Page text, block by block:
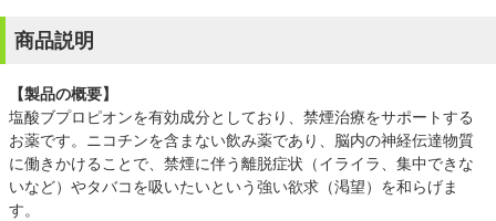
商品説明
【製品の概要】
塩酸ブプロピオンを有効成分としており、禁煙治療をサポートする
お薬です。ニコチンを含まない飲み薬であり、脳内の神経伝達物質
に働きかけることで、禁煙に伴う離脱症状（イライラ、集中できな
いなど）やタバコを吸いたいという強い欲求（渇望）を和らげま
す。